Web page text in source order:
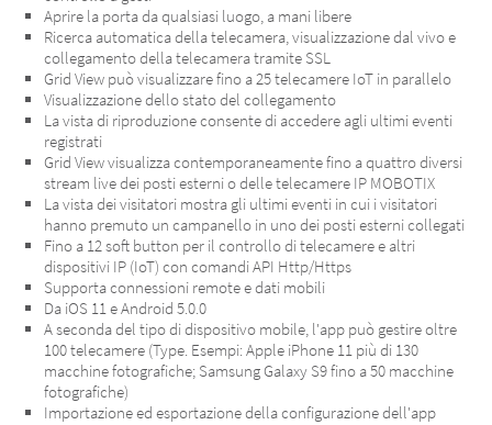
Aprire la porta da qualsiasi luogo, a mani libere
Ricerca automatica della telecamera, visualizzazione dal vivo e
collegamento della telecamera tramite SSL
Grid View può visualizzare fino a 25 telecamere IoT in parallelo
Visualizzazione dello stato del collegamento
La vista di riproduzione consente di accedere agli ultimi eventi
registrati
Grid View visualizza contemporaneamente fino a quattro diversi
stream live dei posti esterni o delle telecamere IP MOBOTIX
La vista dei visitatori mostra gli ultimi eventi in cui i visitatori
hanno premuto un campanello in uno dei posti esterni collegati
Fino a 12 soft button per il controllo di telecamere e altri
dispositivi IP (IoT) con comandi API Http/Https
Supporta connessioni remote e dati mobili
Da iOS 11 e Android 5.0.0
A seconda del tipo di dispositivo mobile, l'app può gestire oltre
100 telecamere (Type. Esempi: Apple iPhone 11 più di 130
macchine fotografiche; Samsung Galaxy S9 fino a 50 macchine
fotografiche)
Importazione ed esportazione della configurazione dell'app